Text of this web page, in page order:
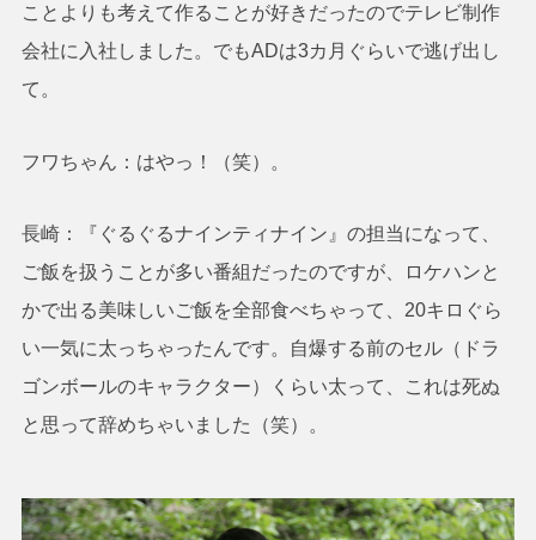
ことよりも考えて作ることが好きだったのでテレビ制作
会社に入社しました。でもADは3カ月ぐらいで逃げ出し
て。
フワちゃん：はやっ！（笑）。
長崎：『ぐるぐるナインティナイン』の担当になって、
ご飯を扱うことが多い番組だったのですが、ロケハンと
かで出る美味しいご飯を全部食べちゃって、20キロぐら
い一気に太っちゃったんです。自爆する前のセル（ドラ
ゴンボールのキャラクター）くらい太って、これは死ぬ
と思って辞めちゃいました（笑）。